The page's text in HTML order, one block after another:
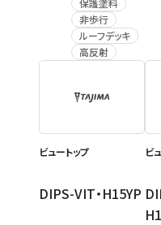
保護塗料
非歩行
ルーフデッキ
高反射
ビュートップ
DIPS-VIT・H15YP
ビ